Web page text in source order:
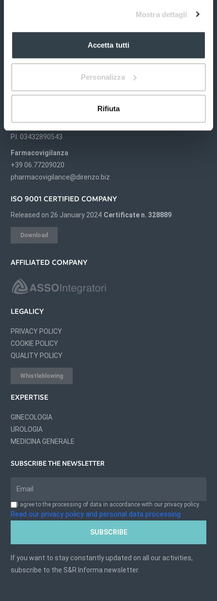
Mostra dettagli
Accetta tutti
Personalizza
Rifiuta
S&R Farmaceutici S.p.A.
info@srfarmaceutici.com
P.I. 03432890543
Farmacovigilanza
+39 06.77209020
pharmacovigilance@direnzo.biz
ISO 9001 CERTIFIED COMPANY
Released on 26 January 2024 Certificate n. 328889
Download
AFFILIATED COMPANY
LEGALICY
PRIVACY POLICY
COOKIE POLICY
QUALITY POLICY
Whistleblowing
EXPERTISE
GINECOLOGIA
UROLOGIA
MEDICINA GENERALE
SUBSCRIBE THE NEWSLETTER
I agree to the processing of data in accordance with our privacy policy.
Read our privacy policy and personal data processing
SUBSCRIBE
If you want to stay constantly updated on all our activities,
subscribe to the S&R Informa newsletter.